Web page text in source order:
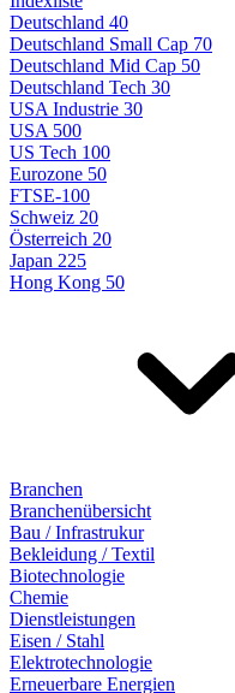
Deutschland 40
Deutschland Small Cap 70
Deutschland Mid Cap 50
Deutschland Tech 30
USA Industrie 30
USA 500
US Tech 100
Eurozone 50
FTSE-100
Schweiz 20
Österreich 20
Japan 225
Hong Kong 50
Branchen
Branchenübersicht
Bau / Infrastrukur
Bekleidung / Textil
Biotechnologie
Chemie
Dienstleistungen
Eisen / Stahl
Elektrotechnologie
Erneuerbare Energien